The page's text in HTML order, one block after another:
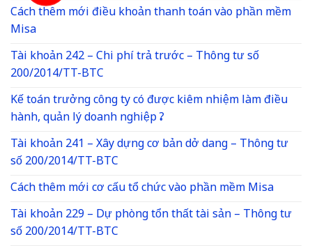
Cách thêm mới điều khoản thanh toán vào phần mềm
Misa
Tài khoản 242 – Chi phí trả trước – Thông tư số
200/2014/TT-BTC
Kế toán trưởng công ty có được kiêm nhiệm làm điều
hành, quản lý doanh nghiệp ?
Tài khoản 241 – Xây dựng cơ bản dở dang – Thông tư
số 200/2014/TT-BTC
Cách thêm mới cơ cấu tổ chức vào phần mềm Misa
Tài khoản 229 – Dự phòng tổn thất tài sản – Thông tư
số 200/2014/TT-BTC